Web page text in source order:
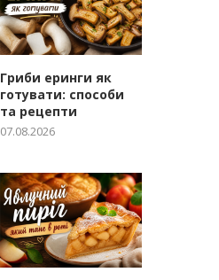
Гриби еринги як
готувати: способи
та рецепти
07.08.2026